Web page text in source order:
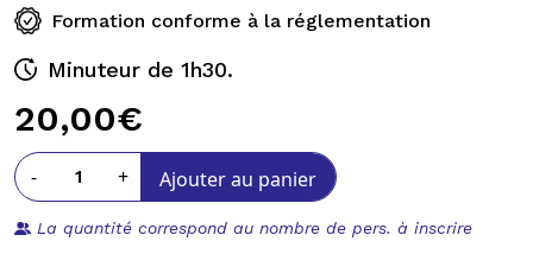
Formation conforme à la réglementation
Minuteur de 1h30.
20,00€
- + Ajouter au panier
La quantité correspond au nombre de pers. à inscrire